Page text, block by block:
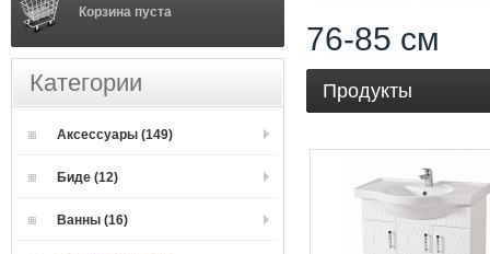
76-85 см
Продукты
Корзина пуста
Категории
Аксессуары (149)
Биде (12)
Ванны (16)